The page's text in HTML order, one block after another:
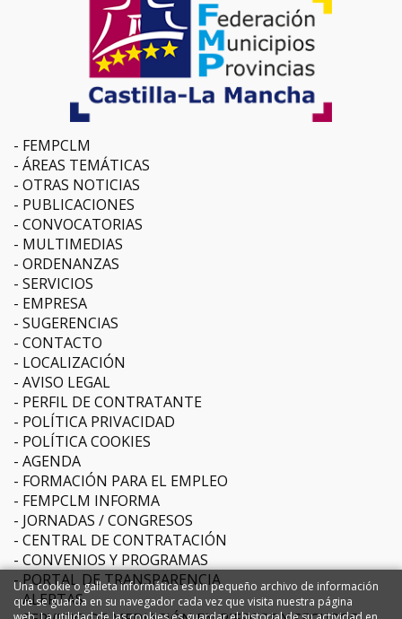
FEMPCLM
ÁREAS TEMÁTICAS
OTRAS NOTICIAS
PUBLICACIONES
CONVOCATORIAS
MULTIMEDIAS
ORDENANZAS
SERVICIOS
EMPRESA
SUGERENCIAS
CONTACTO
LOCALIZACIÓN
AVISO LEGAL
PERFIL DE CONTRATANTE
POLÍTICA PRIVACIDAD
POLÍTICA COOKIES
AGENDA
FORMACIÓN PARA EL EMPLEO
FEMPCLM INFORMA
JORNADAS / CONGRESOS
CENTRAL DE CONTRATACIÓN
CONVENIOS Y PROGRAMAS
PORTAL DE TRANSPARENCIA
ALERTAS
Una cookie o galleta informática es un pequeño archivo de información
que se guarda en su navegador cada vez que visita nuestra página